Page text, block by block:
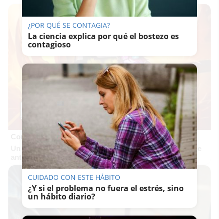
Corepunk MMORPG
Un verdadero MMORPG de la vieja escuela ¡Cómo los de
antes, pero mejor!
¿POR QUÉ SE CONTAGIA?
La ciencia explica por qué el bostezo es
contagioso
CUIDADO CON ESTE HÁBITO
¿Y si el problema no fuera el estrés, sino
un hábito diario?